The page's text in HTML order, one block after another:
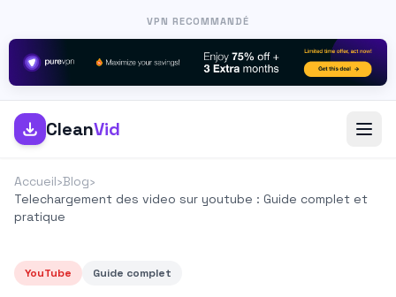
VPN RECOMMANDÉ
CleanVid
Accueil›Blog›
Telechargement des video sur youtube : Guide complet et
pratique
YouTube Guide complet